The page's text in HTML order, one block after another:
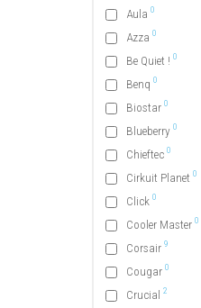
Aula 0
Azza 0
Be Quiet ! 0
Benq 0
Biostar 0
Blueberry 0
Chieftec 0
Cirkuit Planet 0
Click 0
Cooler Master 0
Corsair 9
Cougar 0
Crucial 2